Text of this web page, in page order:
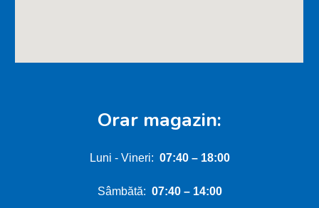
Orar magazin:
Luni - Vineri: 07:40– 18:00
Sâmbătă: 07:40 – 14:00